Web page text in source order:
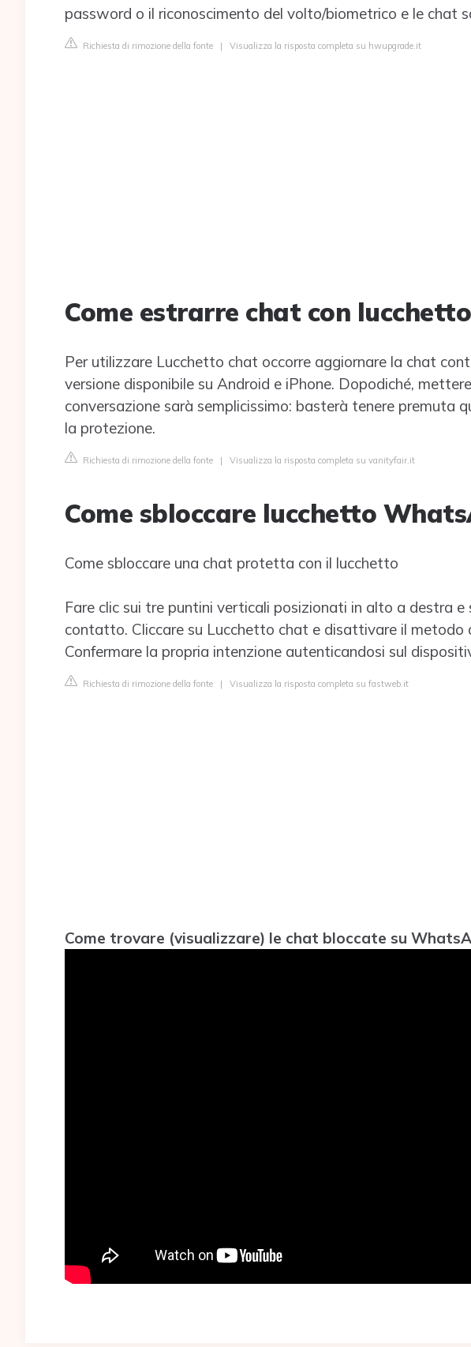
password o il riconoscimento del volto/biometrico e le chat
Richiesta di rimozione della fonte | Visualizza la risposta completa su hwupgrade.it
Come estrarre chat con
Per utilizzare Lucchetto chat occorre aggiornare la chat
versione disponibile su Android e iPhone. Dopodiché,
conversazione sarà semplicissimo: basterà tenere premuta
la protezione.
Richiesta di rimozione della fonte | Visualizza la risposta completa su vanityfair.it
Come sbloccare lucchetto
Come sbloccare una chat protetta con il lucchetto
Fare clic sui tre puntini verticali posizionati in alto a destra e
contatto. Cliccare su Lucchetto chat e disattivare il metodo
Confermare la propria intenzione autenticandosi sul
Richiesta di rimozione della fonte | Visualizza la risposta completa su fastweb.it
Come trovare (visualizzare) le chat bloccate su